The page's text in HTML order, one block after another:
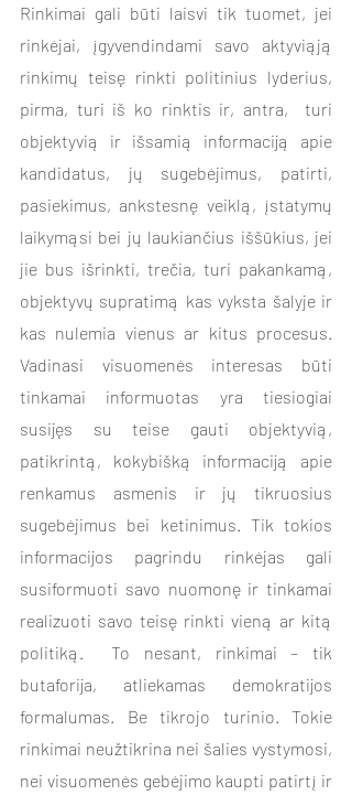
Rinkimai gali būti laisvi tik tuomet, jei
rinkėjai, įgyvendindami savo aktyviąją
rinkimų teisę rinkti politinius lyderius,
pirma, turi iš ko rinktis ir, antra,  turi
objektyvią ir išsamią informaciją apie
kandidatus, jų sugebėjimus, patirti,
pasiekimus, ankstesnę veiklą, įstatymų
laikymąsi bei jų laukiančius iššūkius, jei
jie bus išrinkti, trečia, turi pakankamą,
objektyvų supratimą kas vyksta šalyje ir
kas nulemia vienus ar kitus procesus.
Vadinasi visuomenės interesas būti
tinkamai informuotas yra tiesiogiai
susijęs su teise gauti objektyvią,
patikrintą, kokybišką informaciją apie
renkamus asmenis ir jų tikruosius
sugebėjimus bei ketinimus. Tik tokios
informacijos pagrindu rinkėjas gali
susiformuoti savo nuomonę ir tinkamai
realizuoti savo teisę rinkti vieną ar kitą
politiką.  To nesant, rinkimai – tik
butaforija, atliekamas demokratijos
formalumas. Be tikrojo turinio. Tokie
rinkimai neužtikrina nei šalies vystymosi,
nei visuomenės gebėjimo kaupti patirtį ir